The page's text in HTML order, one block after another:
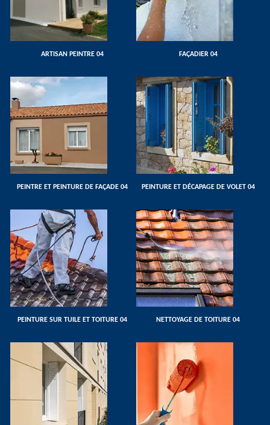
ARTISAN PEINTRE 04 FAÇADIER 04
PEINTRE ET PEINTURE DE FAÇADE 04 PEINTURE ET DÉCAPAGE DE VOLET 04
PEINTURE SUR TUILE ET TOITURE 04 NETTOYAGE DE TOITURE 04